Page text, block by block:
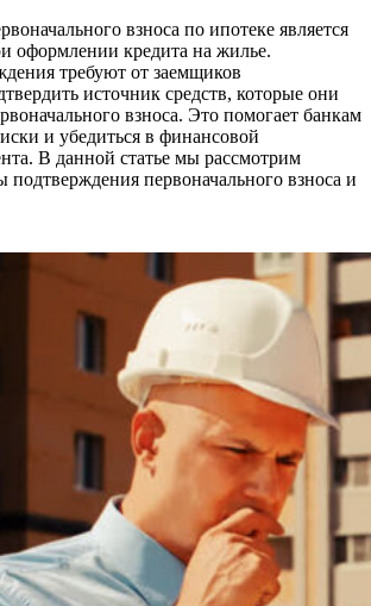
взноса по ипотеке является
оформлении кредита на жилье.
требуют от заемщиков
источник средств, которые они
взноса. Это помогает банкам
и убедиться в финансовой
В данной статье мы рассмотрим
подтверждения первоначального взноса и